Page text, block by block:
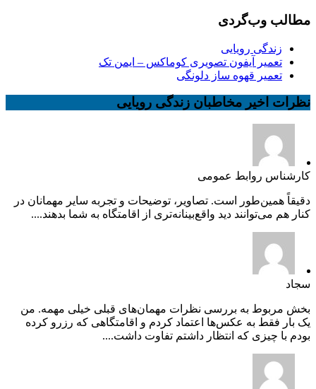
مطالب وب‌گردی
زندگی رویایی
تعمیر آیفون تصویری کوماکس – ایمن تک
تعمیر قهوه ساز دلونگی
نظرات اخیر مخاطبان زندگی رویایی
کارشناس روابط عمومی
دقیقاً همین‌طور است. تصاویر، توضیحات و تجربه سایر مهمانان در
کنار هم می‌توانند دید واقع‌بینانه‌تری از اقامتگاه به شما بدهند....
سجاد
بخش مربوط به بررسی نظرات مهمان‌های قبلی خیلی مهمه. من
یک بار فقط به عکس‌ها اعتماد کردم و اقامتگاهی که رزرو کرده
بودم با چیزی که انتظار داشتم تفاوت داشت....